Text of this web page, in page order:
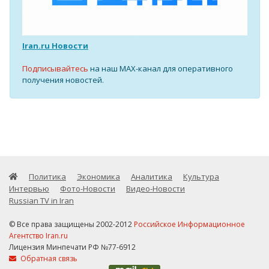
Iran.ru Новости
Подписывайтесь на наш MAX-канал для оперативного
получения новостей.
Политика Экономика Аналитика
Культура
Интервью
Фото-Новости
Видео-Новости
Russian TV in Iran
© Все права защищены 2002-2012 Российское Информационное
Агентство Iran.ru
Лицензия Минпечати РФ №77-6912
Обратная связь